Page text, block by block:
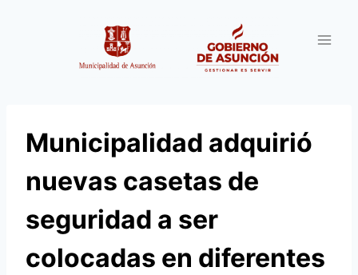
Municipalidad adquirió
nuevas casetas de
seguridad a ser
colocadas en diferentes